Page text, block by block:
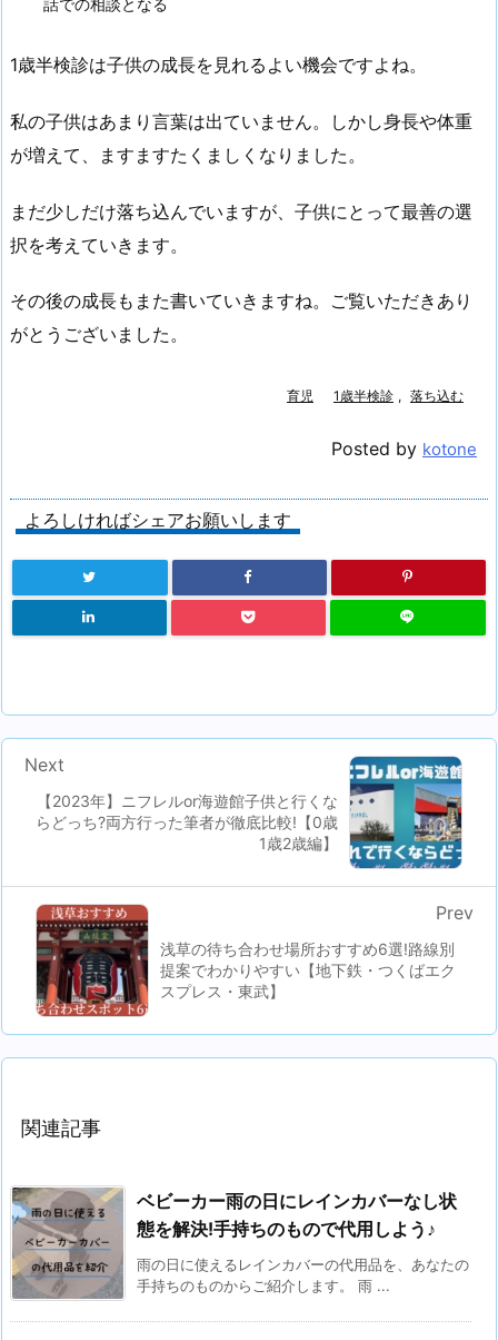
話での相談となる
1歳半検診は子供の成長を見れるよい機会ですよね。
私の子供はあまり言葉は出ていません。しかし身長や体重
が増えて、ますますたくましくなりました。
まだ少しだけ落ち込んでいますが、子供にとって最善の選
択を考えていきます。
その後の成長もまた書いていきますね。ご覧いただきあり
がとうございました。
育児 1歳半検診 , 落ち込む
Posted by kotone
よろしければシェアお願いします
【2023年】ニフレルor海遊館子供と行くな
らどっち?両方行った筆者が徹底比較!【0歳
1歳2歳編】
Next
浅草の待ち合わせ場所おすすめ6選!路線別
提案でわかりやすい【地下鉄・つくばエク
スプレス・東武】
Prev
関連記事
ベビーカー雨の日にレインカバーなし状
態を解決!手持ちのもので代用しよう♪
雨の日に使えるレインカバーの代用品を、あなたの
手持ちのものからご紹介します。 雨 ...